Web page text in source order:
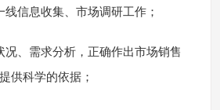
线信息收集、市场调研工作；
况、需求分析，正确作出市场销售
供科学的依据；